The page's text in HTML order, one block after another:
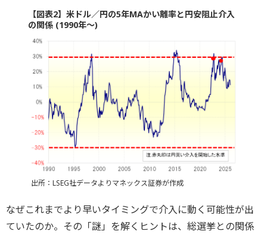
【図表2】米ドル／円の5年MAかい離率と円安阻止介入
の関係 (1990年～)
出所：LSEG社データよりマネックス証券が作成
なぜこれまでより早いタイミングで介入に動く可能性が出
ていたのか。その「謎」を解くヒントは、総選挙との関係